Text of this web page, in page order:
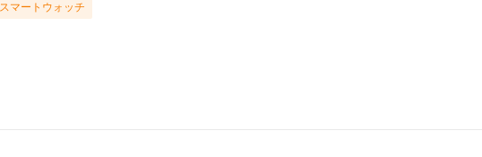
スマートウォッチ